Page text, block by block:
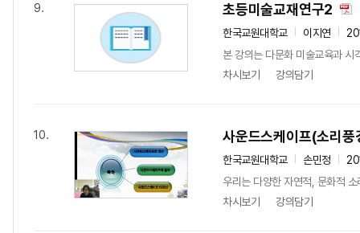
9. 초등미술교재연구2
한국교원대학교 이지연
본 강의는 다문화 미술교육과 시
차시보기
강의담기
10. 사운드스케이프(소리
한국교원대학교 손민정
우리는 다양한 자연적, 문화적
차시보기
강의담기